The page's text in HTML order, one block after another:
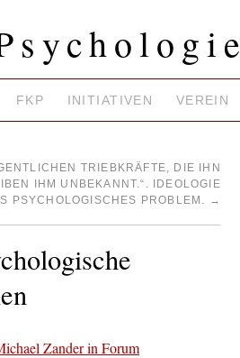
FKP INITIATIVEN VEREIN
TRIEBKRÄFTE, DIE IHN
IHM UNBEKANNT.“. IDEOLOGIE
PSYCHOLOGISCHES PROBLEM. →
Zander in Forum